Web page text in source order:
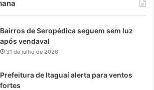
Bairros de Seropédica seguem sem luz
após vendaval
31 de julho de 2026
Prefeitura de Itaguaí alerta para ventos
fortes